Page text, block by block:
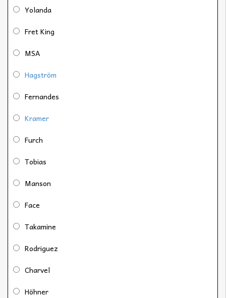
Yolanda
Fret King
MSA
Hagström
Fernandes
Kramer
Furch
Tobias
Manson
Face
Takamine
Rodriguez
Charvel
Höhner